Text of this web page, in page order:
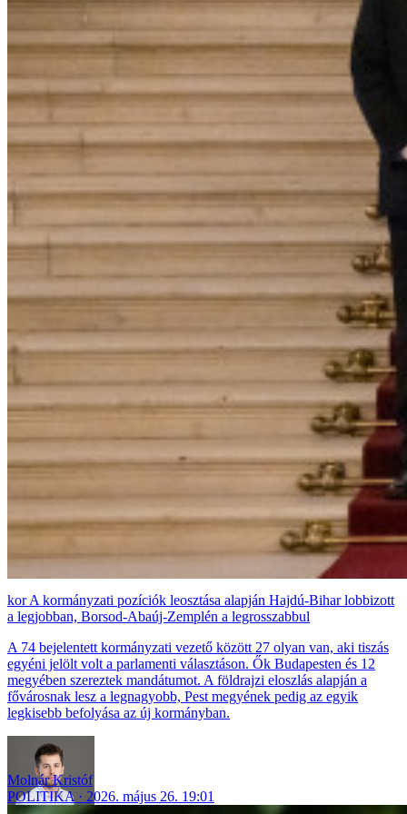
A kormányzati pozíciók leosztása alapján Hajdú-Bihar lobbizott
a legjobban, Borsod-Abaúj-Zemplén a legrosszabbul
A 74 bejelentett kormányzati vezető között 27 olyan van, aki tiszás
egyéni jelölt volt a parlamenti választáson. Ők Budapesten és 12
megyében szereztek mandátumot. A földrajzi eloszlás alapján a
fővárosnak lesz a legnagyobb, Pest megyének pedig az egyik
legkisebb befolyása az új kormányban.
Molnár Kristóf
POLITIKA
2026. május 26. 19:01